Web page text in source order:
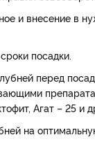
и внесение в
посадки.
перед
Агат – 25 и
на